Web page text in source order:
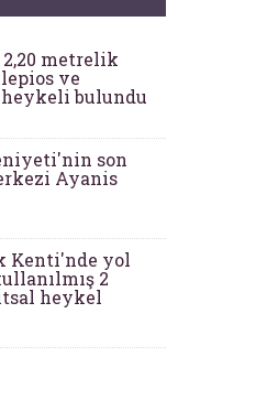
metrelik
ve
heykeli bulundu
son
Ayanis
Kenti'nde yol
2
heykel